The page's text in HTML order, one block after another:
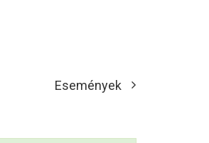
Események